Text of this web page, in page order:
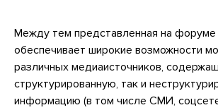
Между тем представленная на
обеспечивает широкие возможности
различных медиаисточников,
структурированную, так и
информацию (в том числе СМИ,